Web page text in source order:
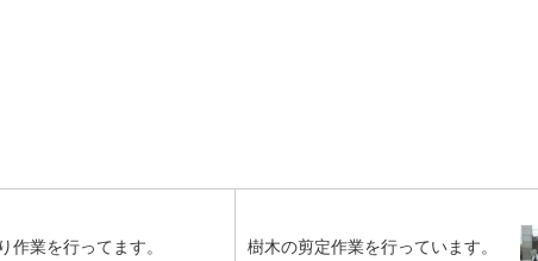
作業を行ってます。 樹木の剪定作業を行っています。